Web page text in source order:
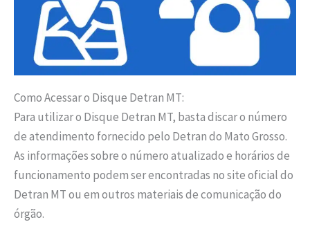
Como Acessar o Disque Detran MT:
Para utilizar o Disque Detran MT, basta discar o número
de atendimento fornecido pelo Detran do Mato Grosso.
As informações sobre o número atualizado e horários de
funcionamento podem ser encontradas no site oficial do
Detran MT ou em outros materiais de comunicação do
órgão.